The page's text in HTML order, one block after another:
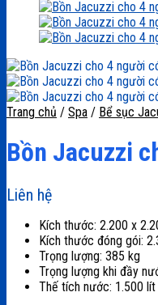
Trang chủ / Spa / Bể sục
Bồn Jacuzzi
Liên hệ
Kích thước: 2.200 x
Kích thước đóng gói:
Trọng lượng: 385 kg
Trọng lượng khi đầy
Thế tích nước: 1.500 lít